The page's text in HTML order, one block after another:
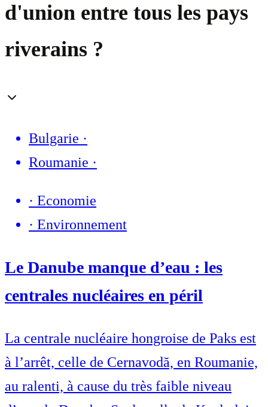
d'union entre tous les pays
riverains ?
Bulgarie ·
Roumanie ·
· Economie
· Environnement
Le Danube manque d’eau : les
centrales nucléaires en péril
La centrale nucléaire hongroise de Paks est
à l’arrêt, celle de Cernavodă, en Roumanie,
au ralenti, à cause du très faible niveau